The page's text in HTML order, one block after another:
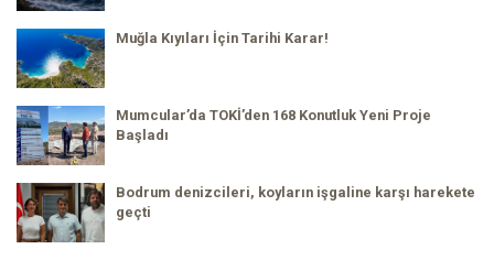
Muğla Kıyıları İçin Tarihi Karar!
Mumcular’da TOKİ’den 168 Konutluk Yeni Proje
Başladı
Bodrum denizcileri, koyların işgaline karşı harekete
geçti